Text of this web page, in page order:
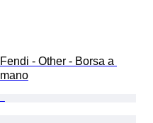
Fendi - Other - Borsa a
mano